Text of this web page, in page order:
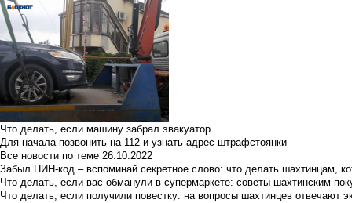
Что делать, если машину забрал эвакуатор
Для начала позвонить на 112 и узнать адрес штрафстоянки
Все новости по теме 26.10.2022
Забыл ПИН-код – вспоминай секретное слово: что делать шахтинцам,
Что делать, если вас обманули в супермаркете: советы шахтинским
Что делать, если получили повестку: на вопросы шахтинцев отвечают